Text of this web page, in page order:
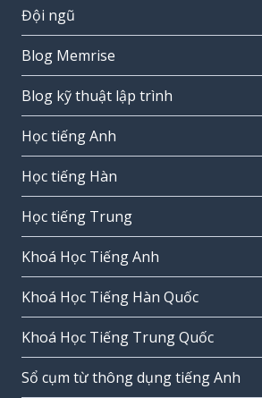
Đội ngũ
Blog Memrise
Blog kỹ thuật lập trình
Học tiếng Anh
Học tiếng Hàn
Học tiếng Trung
Khoá Học Tiếng Anh
Khoá Học Tiếng Hàn Quốc
Khoá Học Tiếng Trung Quốc
Sổ cụm từ thông dụng tiếng Anh